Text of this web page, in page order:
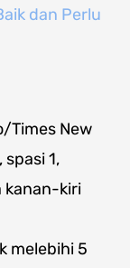
dan Perlu
Times New
1,
kanan-kiri
melebihi 5